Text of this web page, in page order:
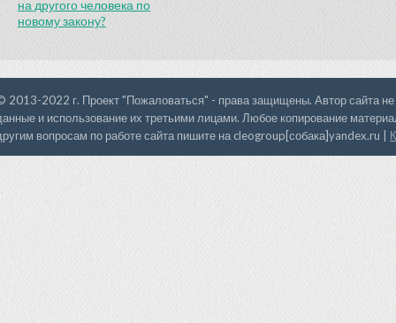
на другого человека по
новому закону?
2013-2022 г. Проект "Пожаловаться" - права защищены. Автор сайта не
и использование их третьими лицами. Любое копирование
вопросам по работе сайта пишите на cleogroup[собака]yandex.ru |